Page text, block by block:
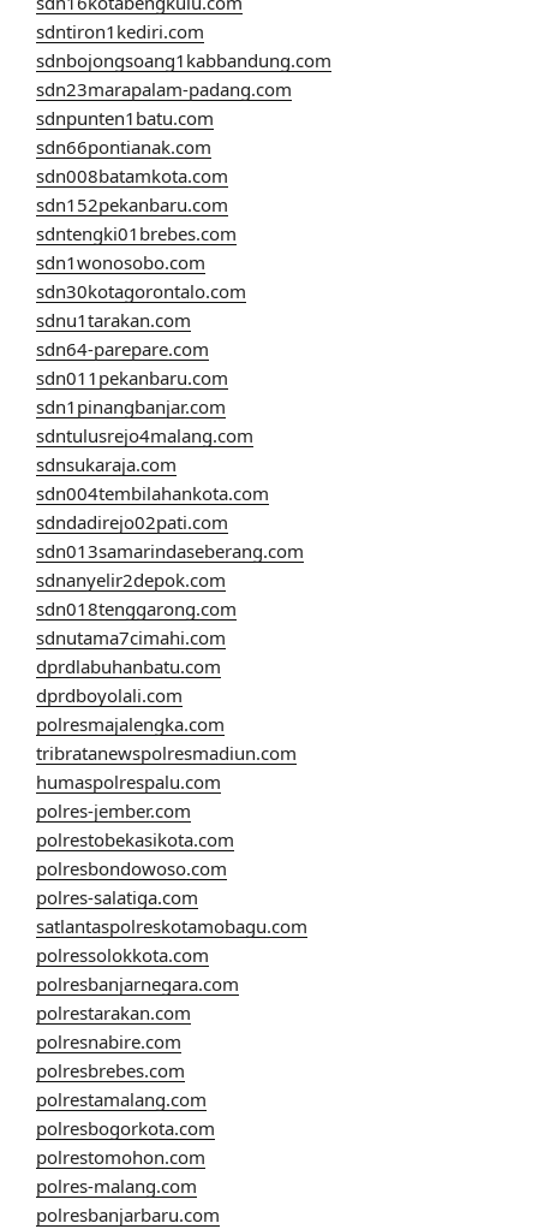
sdntiron1kediri.com
sdnbojongsoang1kabbandung.com
sdn23marapalam-padang.com
sdnpunten1batu.com
sdn66pontianak.com
sdn008batamkota.com
sdn152pekanbaru.com
sdntengki01brebes.com
sdn1wonosobo.com
sdn30kotagorontalo.com
sdnu1tarakan.com
sdn64-parepare.com
sdn011pekanbaru.com
sdn1pinangbanjar.com
sdntulusrejo4malang.com
sdnsukaraja.com
sdn004tembilahankota.com
sdndadirejo02pati.com
sdn013samarindaseberang.com
sdnanyelir2depok.com
sdn018tenggarong.com
sdnutama7cimahi.com
dprdlabuhanbatu.com
dprdboyolali.com
polresmajalengka.com
tribratanewspolresmadiun.com
humaspolrespalu.com
polres-jember.com
polrestobekasikota.com
polresbondowoso.com
polres-salatiga.com
satlantaspolreskotamobagu.com
polressolokkota.com
polresbanjarnegara.com
polrestarakan.com
polresnabire.com
polresbrebes.com
polrestamalang.com
polresbogorkota.com
polrestomohon.com
polres-malang.com
polresbanjarbaru.com